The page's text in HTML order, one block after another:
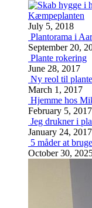
Kæmpeplanten
July 5, 2018
Plantorama i
September 20,
Plante rokering
June 28, 2017
Ny reol til
March 1, 2017
Hjemme hos
February 5, 2017
Jeg drukner i
January 24, 2017
5 måder at
October 30,